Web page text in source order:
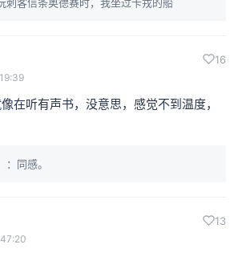
16
在听有声书，没意思，感觉不到温度，
：同感。
13